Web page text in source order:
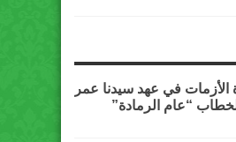
الأزمات في عهد سيدنا عمر
“عام الرمادة”